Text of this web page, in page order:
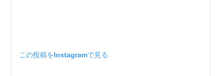
この投稿をInstagramで見る